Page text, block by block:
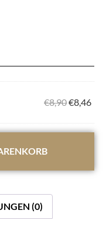
€8,90€8,46
(0)